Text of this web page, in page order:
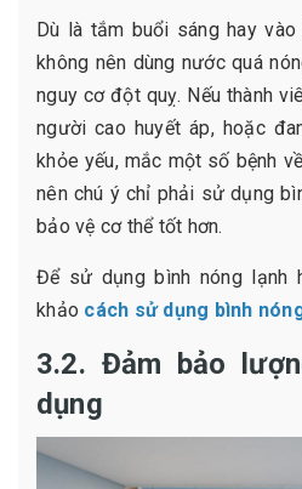
Dù là tắm buổi sáng hay
không nên dùng nước quá
nguy cơ đột quỵ. Nếu thành
người cao huyết áp, hoặc
khỏe yếu, mắc một số bệnh
nên chú ý chỉ phải sử dụng
bảo vệ cơ thể tốt hơn.
Để sử dụng bình nóng lạnh
khảo cách sử dụng bình
3.2. Đảm bảo
dụng